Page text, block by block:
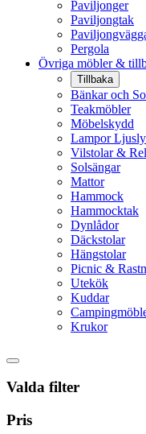
Paviljonger
Paviljongtak
Pergola
Övriga möbler &
Tillbaka
Bänkar och
Teakmöbler
Möbelskydd
Lampor
Vilstolar &
Solsängar
Mattor
Hammock
Hammocktak
Dynlådor
Däckstolar
Hängstolar
Picnic &
Utekök
Kuddar
Krukor
Valda filter
Pris